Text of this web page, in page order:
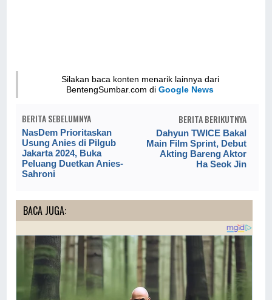
Silakan baca konten menarik lainnya dari
BentengSumbar.com diGoogle News
BERITA SEBELUMNYA
NasDem Prioritaskan
Usung Anies di Pilgub
Jakarta 2024, Buka
Peluang Duetkan Anies-
Sahroni
BERITA BERIKUTNYA
Dahyun TWICE Bakal
Main Film Sprint, Debut
Akting Bareng Aktor
Ha Seok Jin
BACA JUGA: